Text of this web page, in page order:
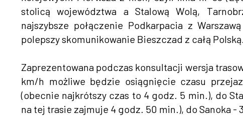
stolicą województwa a Stalową Wolą,
najszybsze połączenie Podkarpacia z
polepszy skomunikowanie Bieszczad z całą Polską.
Zaprezentowana podczas konsultacji wersja
km/h możliwe będzie osiągnięcie czasu
(obecnie najkrótszy czas to 4 godz. 5 min.), do
na tej trasie zajmuje 4 godz. 50 min.), do Sanoka